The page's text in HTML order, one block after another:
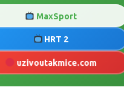
MaxSport
HRT 2
uzivoutakmice.com